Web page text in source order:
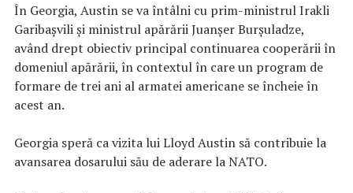
În Georgia, Austin se va întâlni cu prim-ministrul Irakli
Garibaşvili şi ministrul apărării Juanşer Burşuladze,
având drept obiectiv principal continuarea cooperării în
domeniul apărării, în contextul în care un program de
formare de trei ani al armatei americane se încheie în
acest an.
Georgia speră ca vizita lui Lloyd Austin să contribuie la
avansarea dosarului său de aderare la NATO.